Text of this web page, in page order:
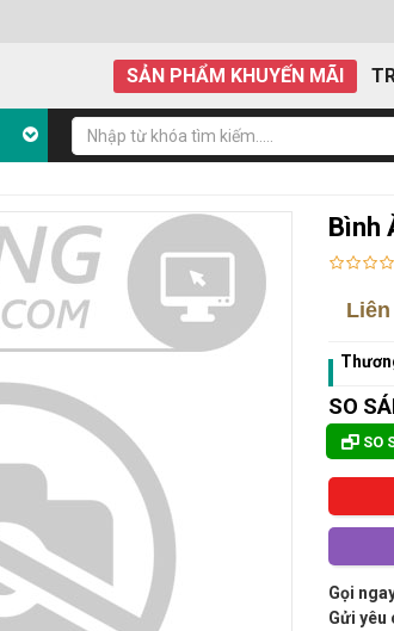
SẢN PHẨM KHUYẾN MÃI
Bình
SO
SO
Gọi
Gửi yêu